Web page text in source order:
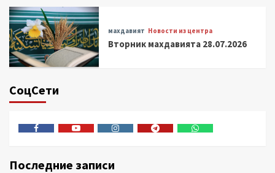
махдавият Новости из центра
Вторник махдавията 28.07.2026
СоцСети
Последние записи